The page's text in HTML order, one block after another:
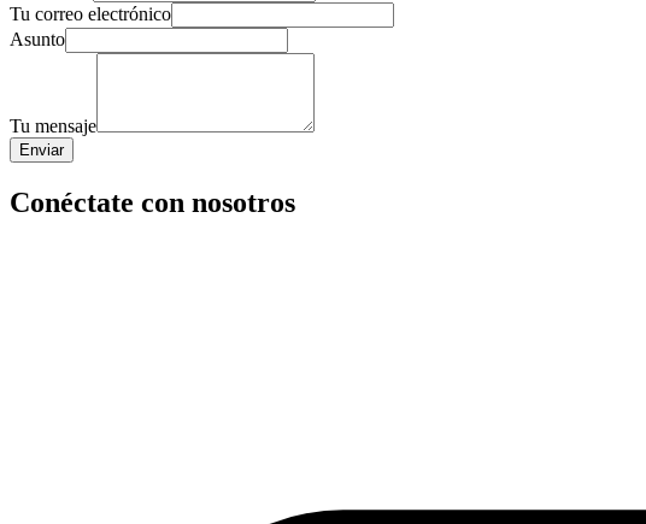
Tu correo electrónico
Asunto
Tu mensaje
Enviar
Conéctate con nosotros